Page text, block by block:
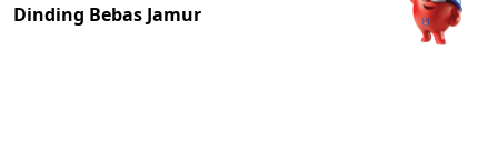
Dinding Bebas Jamur